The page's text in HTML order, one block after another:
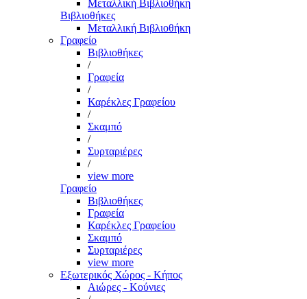
Μεταλλική Βιβλιοθήκη
Βιβλιοθήκες
Μεταλλική Βιβλιοθήκη
Γραφείο
Βιβλιοθήκες
/
Γραφεία
/
Καρέκλες Γραφείου
/
Σκαμπό
/
Συρταριέρες
/
view more
Γραφείο
Βιβλιοθήκες
Γραφεία
Καρέκλες Γραφείου
Σκαμπό
Συρταριέρες
view more
Εξωτερικός Χώρος - Κήπος
Αιώρες - Κούνιες